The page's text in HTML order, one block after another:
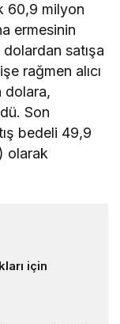
60,9 milyon
ermesinin
satışa
rağmen alıcı
dolara,
Son
bedeli 49,9
olarak
için